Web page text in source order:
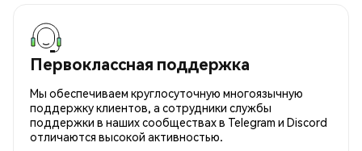
Первоклассная поддержка
Мы обеспечиваем круглосуточную многоязычную
поддержку клиентов, а сотрудники службы
поддержки в наших сообществах в Telegram и Discord
отличаются высокой активностью.